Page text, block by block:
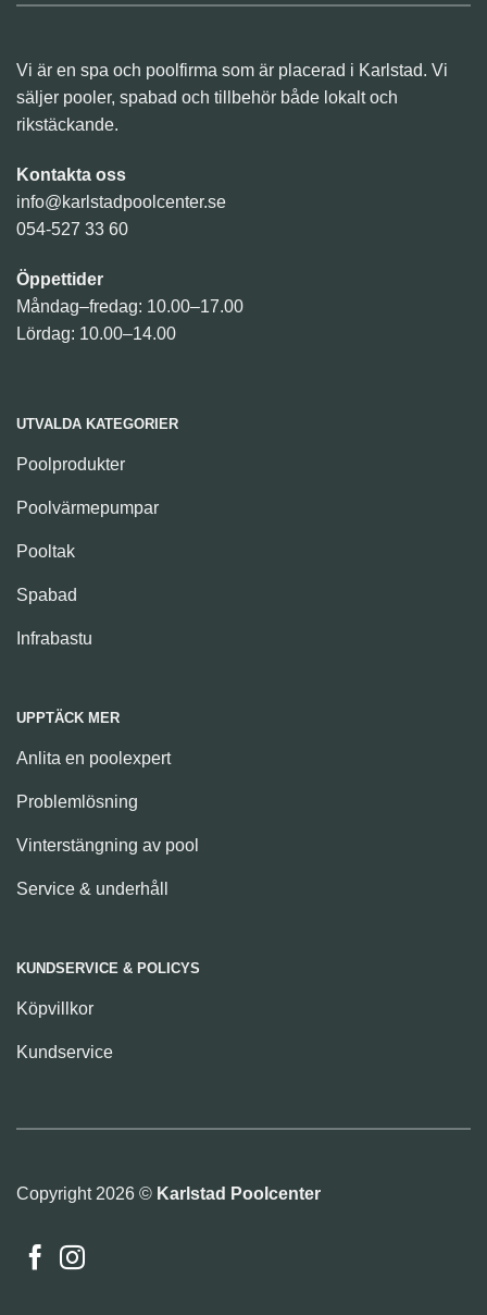
Vi är en spa och poolfirma som är placerad i Karlstad. Vi
säljer pooler, spabad och tillbehör både lokalt och
rikstäckande.
Kontakta oss
info@karlstadpoolcenter.se
054-527 33 60
Öppettider
Måndag–fredag: 10.00–17.00
Lördag: 10.00–14.00
UTVALDA KATEGORIER
Poolprodukter
Poolvärmepumpar
Pooltak
Spabad
Infrabastu
UPPTÄCK MER
Anlita en poolexpert
Problemlösning
Vinterstängning av pool
Service & underhåll
KUNDSERVICE & POLICYS
Köpvillkor
Kundservice
Copyright 2026 © Karlstad Poolcenter